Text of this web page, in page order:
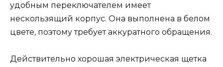
удобным переключателем имеет
нескользящий корпус. Она выполнена в белом
цвете, поэтому требует аккуратного обращения.
Действительно хорошая электрическая щетка